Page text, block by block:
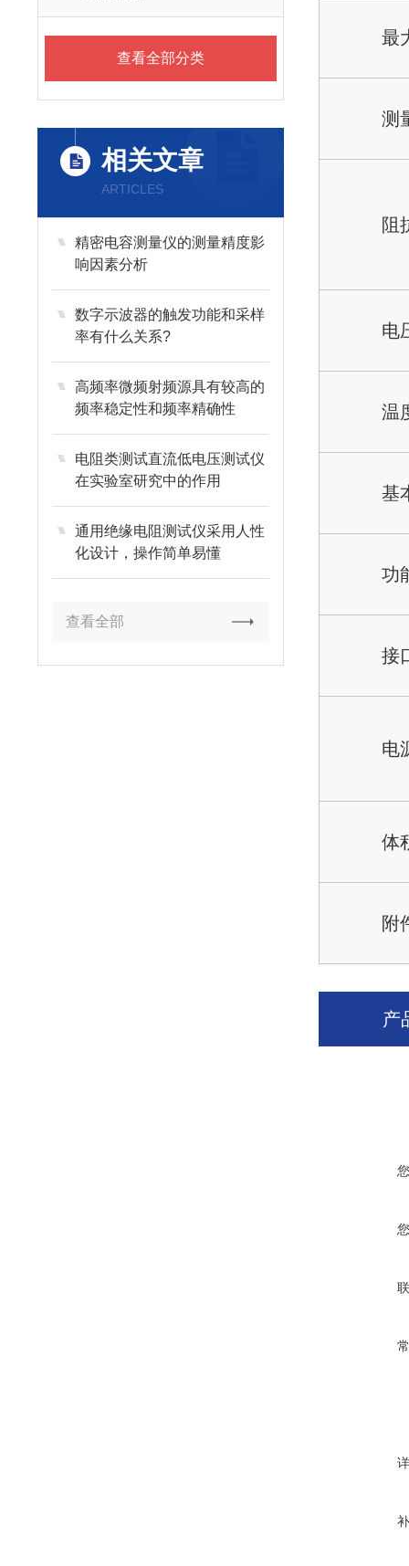
查看全部分类
相关文章
ARTICLES
精密电容测量仪的测量精度影
响因素分析
数字示波器的触发功能和采样
率有什么关系?
高频率微频射频源具有较高的
频率稳定性和频率精确性
电阻类测试直流低电压测试仪
在实验室研究中的作用
通用绝缘电阻测试仪采用人性
化设计，操作简单易懂
查看全部
最
测
阻
电
温
基
功
接
电
体
附
产